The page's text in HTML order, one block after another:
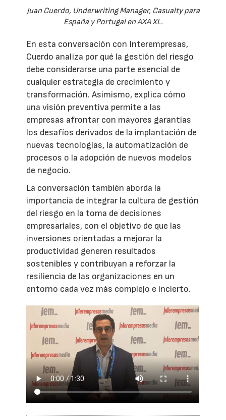
Juan Cuerdo, Underwriting Manager, Casualty para
España y Portugal en AXA XL.
En esta conversación con Interempresas,
Cuerdo analiza por qué la gestión del riesgo
debe considerarse una parte esencial de
cualquier estrategia de crecimiento y
transformación. Asimismo, explica cómo
una visión preventiva permite a las
empresas afrontar con mayores garantías
los desafíos derivados de la implantación de
nuevas tecnologías, la automatización de
procesos o la adopción de nuevos modelos
de negocio.
La conversación también aborda la
importancia de integrar la cultura de gestión
del riesgo en la toma de decisiones
empresariales, con el objetivo de que las
inversiones orientadas a mejorar la
productividad generen resultados
sostenibles y contribuyan a reforzar la
resiliencia de las organizaciones en un
entorno cada vez más complejo e incierto.